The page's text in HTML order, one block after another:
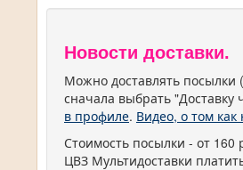
Новости доставки.
Можно доставлять посылки
сначала выбрать
в профиле. Видео, о том
Стоимость посылки - от
ЦВЗ Мультидоставки